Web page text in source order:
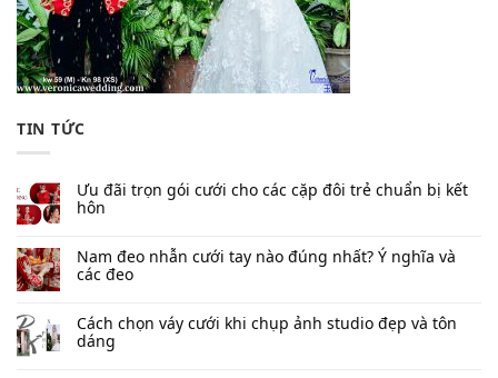
TIN TỨC
Ưu đãi trọn gói cưới cho các cặp đôi trẻ chuẩn bị kết
hôn
Nam đeo nhẫn cưới tay nào đúng nhất​? Ý nghĩa và
các đeo
Cách chọn váy cưới khi chụp ảnh studio đẹp và tôn
dáng